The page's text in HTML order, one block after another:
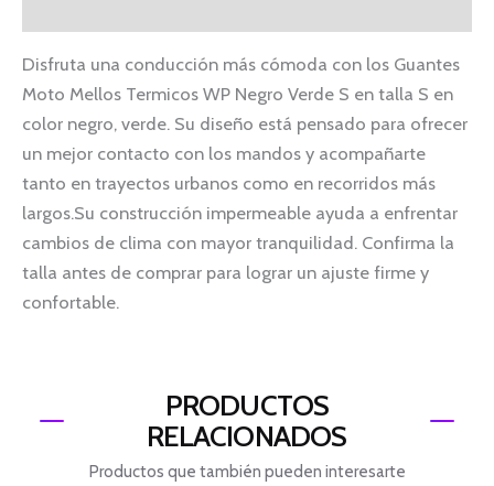
Disfruta una conducción más cómoda con los Guantes
Moto Mellos Termicos WP Negro Verde S en talla S en
color negro, verde. Su diseño está pensado para ofrecer
un mejor contacto con los mandos y acompañarte
tanto en trayectos urbanos como en recorridos más
largos.Su construcción impermeable ayuda a enfrentar
cambios de clima con mayor tranquilidad. Confirma la
talla antes de comprar para lograr un ajuste firme y
confortable.
PRODUCTOS
RELACIONADOS
Productos que también pueden interesarte